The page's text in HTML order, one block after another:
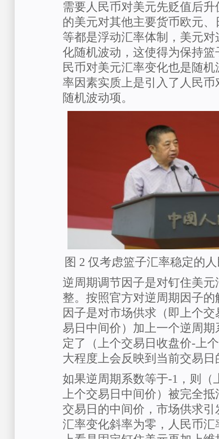
需要人民币对美元先贬值后
的美元对其他主要货币欧元
等都是浮动汇率体制，美元
化随机波动，这使得为保持
民币对美元汇率变化也是随
率因素实质上是引入了人民
随机波动项。
图 2 仅考虑篮子汇率稳定的
逆周期调节因子是对钉住美
整。按照官方对逆周期因子
因子是对市场供求（即上个
易日中间价）加上一个逆周
定了（上个交易日收盘价-上
大程度上会反映到当前交易日
如果逆周期系数等于-1，则（
上个交易日中间价）被完全
交易日的中间价，市场供求
汇率变化斜率为零，人民币